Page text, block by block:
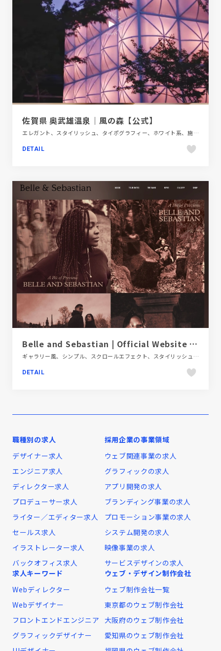
佐賀県 奥武雄温泉｜風の森【公式】
エレガント、スタイリッシュ、タイポグラフィー、ホワイト系、施設・店舗サイト、旅行・ホテル・観光
DETAIL
Belle and Sebastian | Official Website | A Bit of Previous
ギャラリー風、シンプル、スクロールエフェクト、スタイリッシュ、デザイン・アート・音楽・文芸、フラットデザイン、ブラック系 、ホワイト系、ポップ、大きめ写真、海外サイト
DETAIL
職種別の求人
デザイナー求人
エンジニア求人
ディレクター求人
プロデューサー求人
ライター／エディター求人
セールス求人
イラストレーター求人
バックオフィス求人
採用企業の事業領域
ウェブ関連事業の求人
グラフィックの求人
アプリ開発の求人
ブランディング事業の求人
プロモーション事業の求人
システム開発の求人
映像事業の求人
サービスデザインの求人
求人キーワード
Webディレクター
Webデザイナー
フロントエンドエンジニア
グラフィックデザイナー
ウェブ・デザイン制作会社
ウェブ制作会社一覧
東京都のウェブ制作会社
大阪府のウェブ制作会社
愛知県のウェブ制作会社